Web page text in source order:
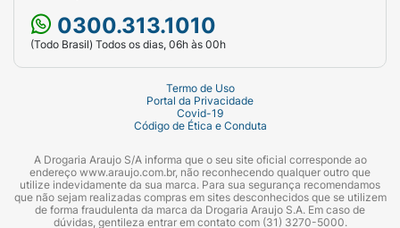
0300.313.1010
(Todo Brasil) Todos os dias, 06h às 00h
Termo de Uso
Portal da Privacidade
Covid-19
Código de Ética e Conduta
A Drogaria Araujo S/A informa que o seu site oficial corresponde ao
endereço www.araujo.com.br, não reconhecendo qualquer outro que
utilize indevidamente da sua marca. Para sua segurança recomendamos
que não sejam realizadas compras em sites desconhecidos que se utilizem
de forma fraudulenta da marca da Drogaria Araujo S.A. Em caso de
dúvidas, gentileza entrar em contato com (31) 3270-5000.